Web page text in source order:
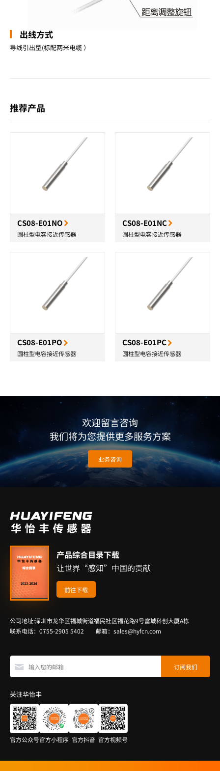
出线方式
导线引出型(标配两米电缆 ）
推荐产品
CS08-E01NO
圆柱型电容接近传感器
CS08-E01NC
圆柱型电容接近传感器
CS08-E01PO
圆柱型电容接近传感器
CS08-E01PC
圆柱型电容接近传感器
欢迎留言咨询
我们将为您提供更多服务方案
业务咨询
产品综合目录下载
让世界“感知”中国的贡献
前往下载
公司地址:深圳市龙华区福城街道福民社区福花路9号富城科创大厦A栋
联系电话：0755-2905 5402 邮箱：sales@hyfcn.com
关注华怡丰
官方公众号官方小程序 官方抖音 官方视频号